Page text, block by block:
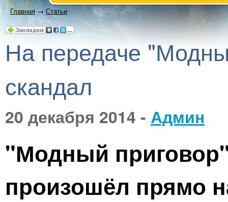
Главная→Статьи
На передаче
скандал
20 декабря 2014 - Админ
"Модный приговор"
произошёл прямо